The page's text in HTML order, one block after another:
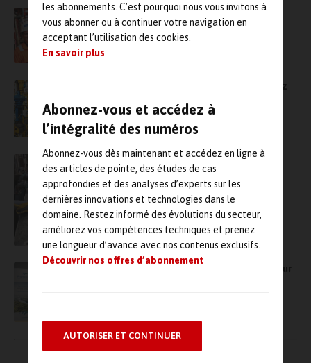
les abonnements. C’est pourquoi nous vous invitons à
vous abonner ou à continuer votre navigation en
acceptant l’utilisation des cookies.
En savoir plus
Abonnez-vous et accédez à
l’intégralité des numéros
Abonnez-vous dès maintenant et accédez en ligne à
des articles de pointe, des études de cas
approfondies et des analyses d’experts sur les
dernières innovations et technologies dans le
domaine. Restez informé des évolutions du secteur,
améliorez vos compétences techniques et prenez
une longueur d’avance avec nos contenus exclusifs.
Découvrir nos offres d’abonnement
AUTORISER ET CONTINUER
Acquisition : Altrad finalise le rachat des
activités de Stork au Royaume-Uni
Repérez les fuites d’air comprimé et réduisez
Xylem installe un important système de
pompage pour la rénovation de l’écluse des
Fontinettes, près de Saint-Omer
France gaz et Gesip signent un partenariat sur
Pagination